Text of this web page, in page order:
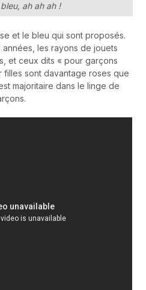
ah ah ah !
et le bleu qui sont proposés.
les rayons de jouets
et ceux dits « pour garçons
filles sont davantage roses que
majoritaire dans le linge de